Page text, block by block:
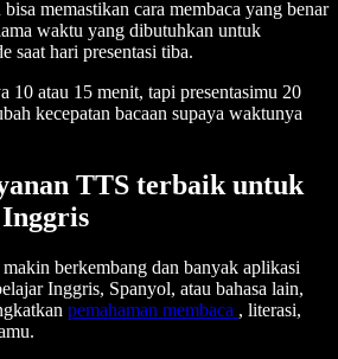
memastikan cara membaca yang benar
waktu yang dibutuhkan untuk
saat hari presentasi tiba.
10 atau 15 menit, tapi presentasimu 20
kecepatan bacaan supaya waktunya
TTS terbaik untuk
berkembang dan banyak aplikasi
Inggris, Spanyol, atau bahasa lain,
pemahaman membaca , literasi,